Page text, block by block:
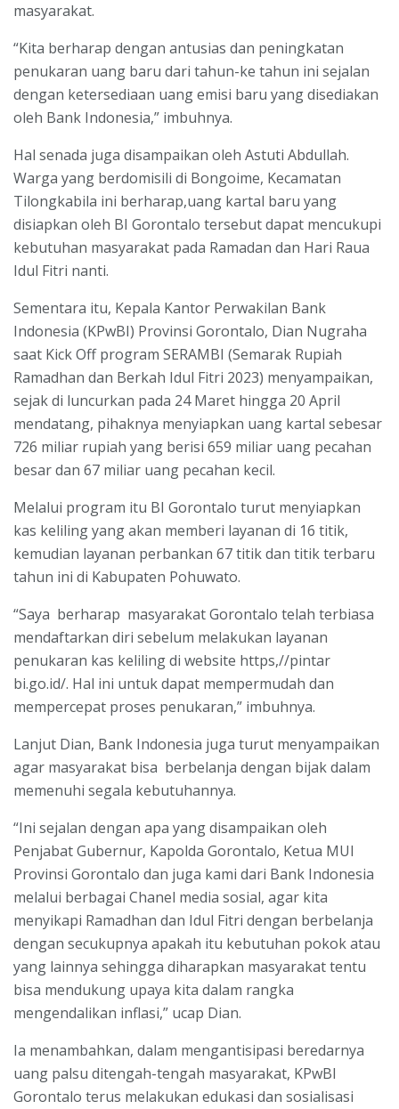
masyarakat.
“Kita berharap dengan antusias dan peningkatan
penukaran uang baru dari tahun-ke tahun ini sejalan
dengan ketersediaan uang emisi baru yang disediakan
oleh Bank Indonesia,” imbuhnya.
Hal senada juga disampaikan oleh Astuti Abdullah.
Warga yang berdomisili di Bongoime, Kecamatan
Tilongkabila ini berharap,uang kartal baru yang
disiapkan oleh BI Gorontalo tersebut dapat mencukupi
kebutuhan masyarakat pada Ramadan dan Hari Raua
Idul Fitri nanti.
Sementara itu, Kepala Kantor Perwakilan Bank
Indonesia (KPwBI) Provinsi Gorontalo, Dian Nugraha
saat Kick Off program SERAMBI (Semarak Rupiah
Ramadhan dan Berkah Idul Fitri 2023) menyampaikan,
sejak di luncurkan pada 24 Maret hingga 20 April
mendatang, pihaknya menyiapkan uang kartal sebesar
726 miliar rupiah yang berisi 659 miliar uang pecahan
besar dan 67 miliar uang pecahan kecil.
Melalui program itu BI Gorontalo turut menyiapkan
kas keliling yang akan memberi layanan di 16 titik,
kemudian layanan perbankan 67 titik dan titik terbaru
tahun ini di Kabupaten Pohuwato.
“Saya berharap masyarakat Gorontalo telah terbiasa
mendaftarkan diri sebelum melakukan layanan
penukaran kas keliling di website https,//pintar
bi.go.id/. Hal ini untuk dapat mempermudah dan
mempercepat proses penukaran,” imbuhnya.
Lanjut Dian, Bank Indonesia juga turut menyampaikan
agar masyarakat bisa berbelanja dengan bijak dalam
memenuhi segala kebutuhannya.
“Ini sejalan dengan apa yang disampaikan oleh
Penjabat Gubernur, Kapolda Gorontalo, Ketua MUI
Provinsi Gorontalo dan juga kami dari Bank Indonesia
melalui berbagai Chanel media sosial, agar kita
menyikapi Ramadhan dan Idul Fitri dengan berbelanja
dengan secukupnya apakah itu kebutuhan pokok atau
yang lainnya sehingga diharapkan masyarakat tentu
bisa mendukung upaya kita dalam rangka
mengendalikan inflasi,” ucap Dian.
Ia menambahkan, dalam mengantisipasi beredarnya
uang palsu ditengah-tengah masyarakat, KPwBI
Gorontalo terus melakukan edukasi dan sosialisasi